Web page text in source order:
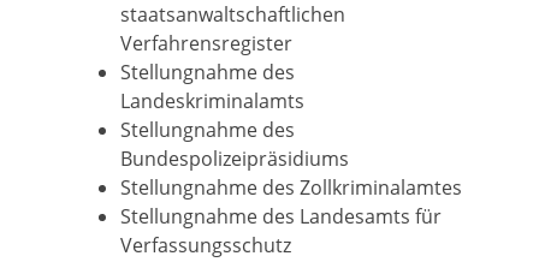
staatsanwaltschaftlichen
Verfahrensregister
Stellungnahme des
Landeskriminalamts
Stellungnahme des
Bundespolizeipräsidiums
Stellungnahme des Zollkriminalamtes
Stellungnahme des Landesamts für
Verfassungsschutz